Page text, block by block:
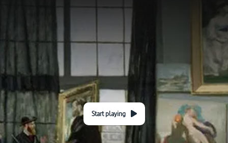
Start playing